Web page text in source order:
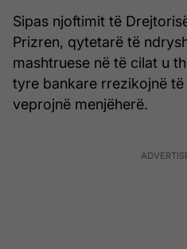
Sipas njoftimit të
Prizren, qytetarë të
mashtruese në të cilat u
tyre bankare rrezikojnë
veprojnë menjëherë.